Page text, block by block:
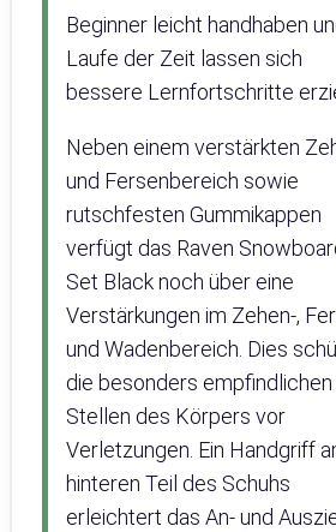
Beginner leicht handhaben
Laufe der Zeit lassen sich
bessere Lernfortschritte
Neben einem verstärkten
und Fersenbereich sowie
rutschfesten Gummikappen
verfügt das Raven
Set Black noch über eine
Verstärkungen im Zehen-,
und Wadenbereich. Dies
die besonders empfindlichen
Stellen des Körpers vor
Verletzungen. Ein Handgriff
hinteren Teil des Schuhs
erleichtert das An- und